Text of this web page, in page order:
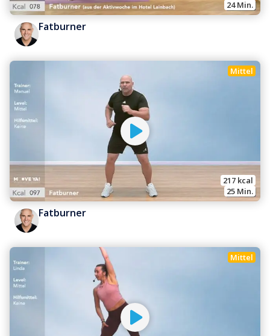
24 Min.
Fatburner
Mittel
217 kcal
25 Min.
Fatburner
Mittel